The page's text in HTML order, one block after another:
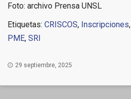
Foto: archivo Prensa UNSL
Etiquetas: CRISCOS, Inscripciones,
PME, SRI
29 septiembre, 2025